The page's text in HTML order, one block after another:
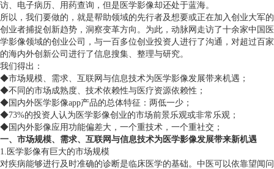
访、电子病历、用药查询，但是医学影像却还处于蓝海。
所以，我们要做的，就是帮助领域的先行者及想要或正在加入创业大军的
创业者捕捉创新趋势，洞察变革方向。为此，动脉网走访了十余家中国医
学影像领域的创业公司，与一百多位创业投资人进行了沟通，对超过百家
的海内外创新公司进行了信息搜集、整理与研究。
我们得出：
◆市场规模、需求、互联网与信息技术为医学影像发展带来机遇；
◆不同的市场成熟度、技术依赖性与医疗资源依赖性；
◆国内外医学影像app产品的总体特征：两低一少；
◆73%的投资人认为医学影像创业的市场前景乐观或非常乐观；
◆国内外影像应用功能偏差大，一个重技术，一个重社交；
一、市场规模、需求、互联网与信息技术为医学影像发展带来新机遇
1.医学影像有巨大的市场规模
对疾病能够进行及时准确的诊断是临床医学的基础。中医可以依靠望闻问